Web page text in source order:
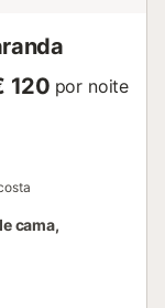
120 por noite
cama,